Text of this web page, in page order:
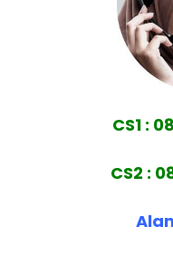
CS1 :
CS2 :